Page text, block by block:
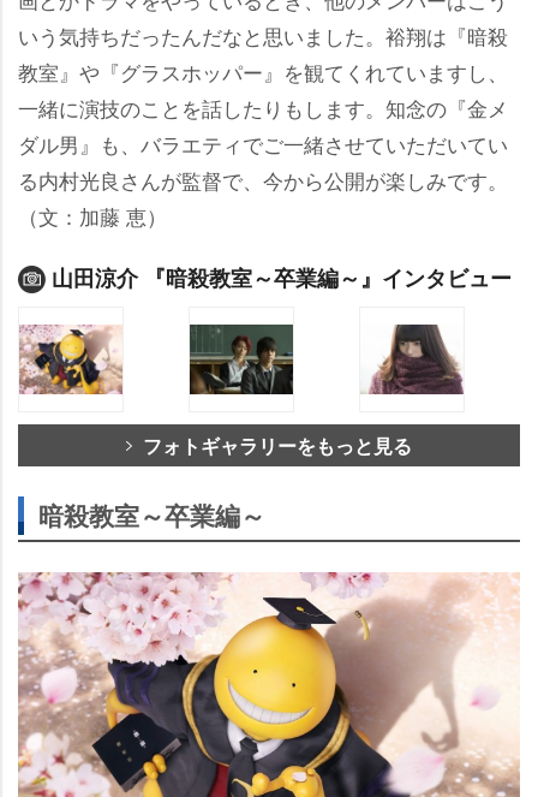
いう気持ちだったんだなと思いました。裕翔は『暗殺
教室』や『グラスホッパー』を観てくれていますし、
一緒に演技のことを話したりもします。知念の『金メ
ダル男』も、バラエティでご一緒させていただいてい
る内村光良さんが監督で、今から公開が楽しみです。
（文：加藤 恵）
山田涼介 『暗殺教室～卒業編～』インタビュー
フォトギャラリーをもっと見る
暗殺教室～卒業編～